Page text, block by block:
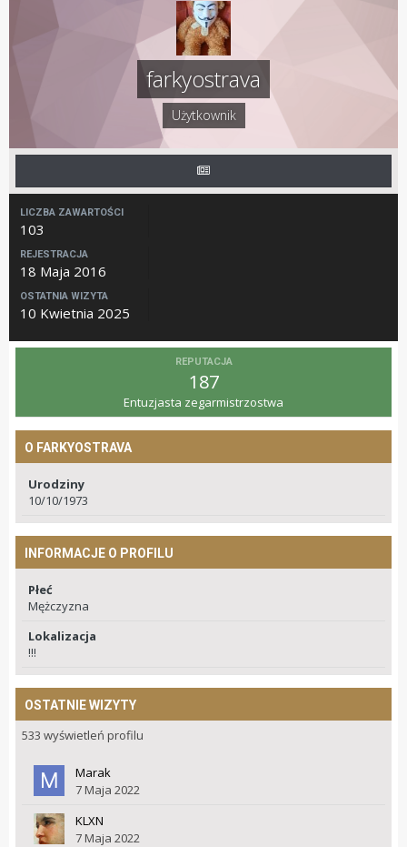
farkyostrava
Użytkownik
LICZBA ZAWARTOŚCI
103
REJESTRACJA
18 Maja 2016
OSTATNIA WIZYTA
10 Kwietnia 2025
REPUTACJA
187
Entuzjasta zegarmistrzostwa
O FARKYOSTRAVA
Urodziny
10/10/1973
INFORMACJE O PROFILU
Płeć
Mężczyzna
Lokalizacja
!!!
OSTATNIE WIZYTY
533 wyświetleń profilu
Marak
7 Maja 2022
KLXN
7 Maja 2022